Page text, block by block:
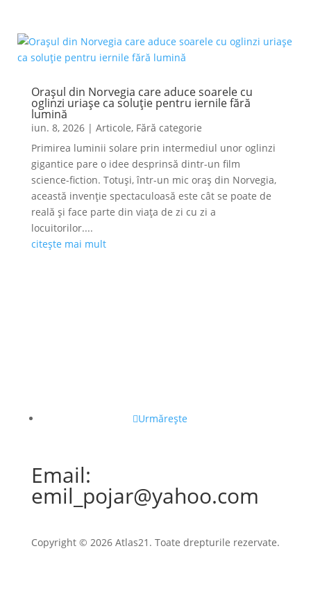
Orașul din Norvegia care aduce soarele cu
oglinzi uriașe ca soluție pentru iernile fără
lumină
iun. 8, 2026| Articole, Fără categorie
Primirea luminii solare prin intermediul unor oglinzi
gigantice pare o idee desprinsă dintr-un film
science-fiction. Totuși, într-un mic oraș din Norvegia,
această invenție spectaculoasă este cât se poate de
reală și face parte din viața de zi cu zi a
locuitorilor....
citește mai mult
Urmărește
Email:
emil_pojar@yahoo.com
Copyright © 2026 Atlas21. Toate drepturile rezervate.